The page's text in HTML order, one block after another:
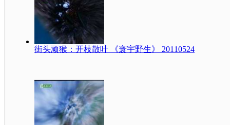
街头顽猴：开枝散叶 《寰宇野生》 20110524